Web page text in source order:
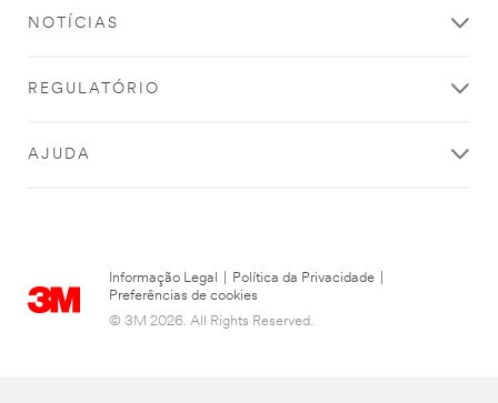
NOTÍCIAS
REGULATÓRIO
AJUDA
Informação Legal Política da Privacidade
Preferências de cookies
© 3M 2026. All Rights Reserved.